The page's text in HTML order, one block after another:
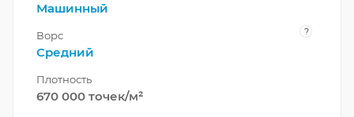
Машинный
Ворс ?
Средний
Плотность
670 000 точек/м²